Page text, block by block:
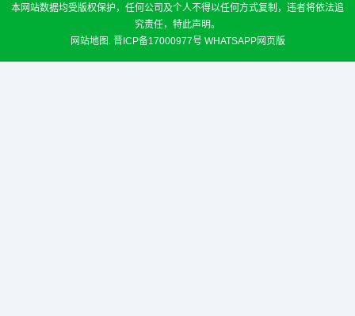
本网站数据均受版权保护，任何公司及个人不得以任何方式复制，违者将依法追
究责任，特此声明。
网站地图 晋ICP备17000977号 WHATSAPP网页版